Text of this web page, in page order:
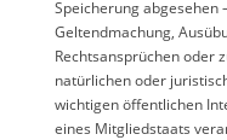
Speicherung abgesehen
Geltendmachung,
Rechtsansprüchen oder
natürlichen oder
wichtigen öffentlichen
eines Mitgliedstaats